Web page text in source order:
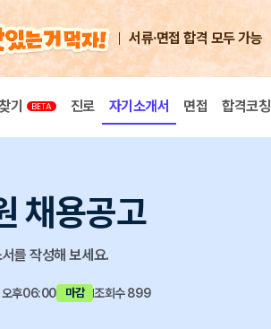
서류·면접 합격 모두 가능
기 진로 자기소개서 면접 합격코칭
채용공고
를 작성해 보세요.
후06:00 마감 조회수 899